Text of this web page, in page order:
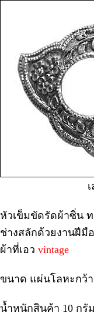
หัวเข็มขัดรัดผ้าซิ่น
ช่างสลักด้วยงานฝีมื
ผ้าที่เอว vintage
ขนาด แผ่นโลหะกว้
น้ำหนักสินค้า 10 กรัม